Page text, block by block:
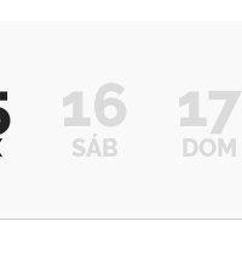
16
SÁB
17
DOM